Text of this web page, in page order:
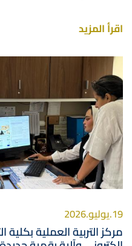
اقرأ المزيد
صورة
19.يوليو.2026
مركز التربية العملية